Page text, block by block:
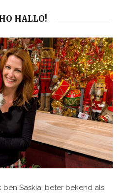
HALLO!
Saskia, beter bekend als